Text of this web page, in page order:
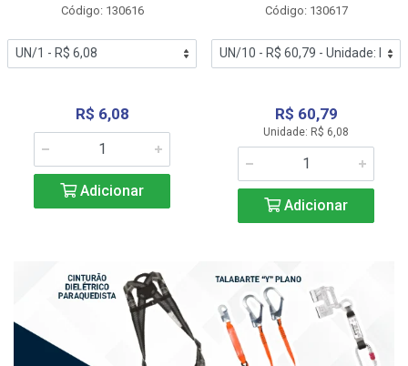
Código: 130616
R$ 6,08
Adicionar
Código: 130617
R$ 60,79
Unidade: R$ 6,08
Adicionar